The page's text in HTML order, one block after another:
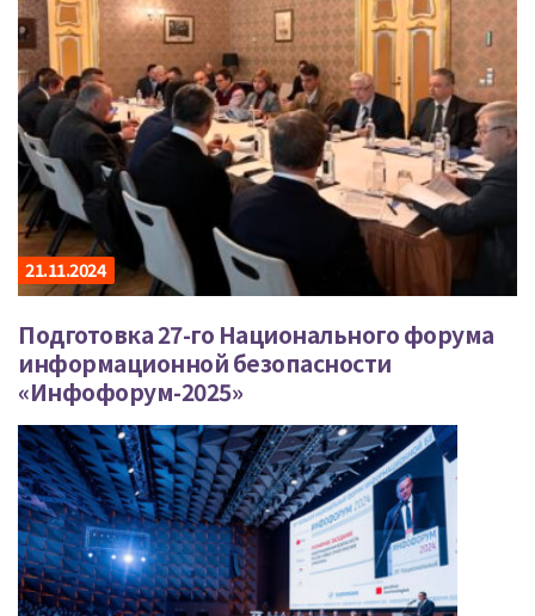
21.11.2024
Подготовка 27-го Национального форума
информационной безопасности
«Инфофорум-2025»